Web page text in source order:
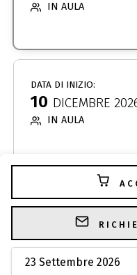
IN AULA
DATA DI INIZIO:
10 DICEMBRE
IN AULA